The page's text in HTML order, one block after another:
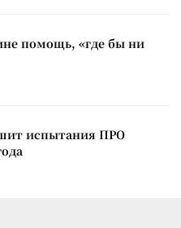
помощь, «где бы ни
испытания ПРО